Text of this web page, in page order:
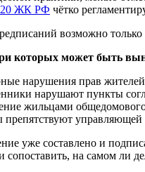
20 ЖК РФ чётко
возможно
которых может быть
нарушения прав
нарушают пункты
жильцами
управляющей
уже составлено и
сопоставить, на самом ли